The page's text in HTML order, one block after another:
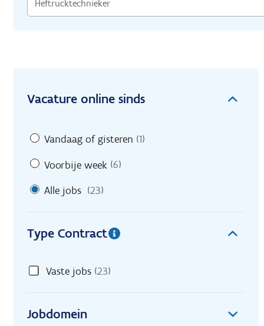
Vacature online sinds
Vandaag of gisteren (1)
Voorbije week (6)
Alle jobs (23)
Type Contract
Vaste jobs (23)
Jobdomein